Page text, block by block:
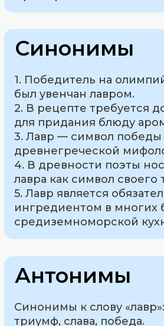
Синонимы
1. Победитель на
был увенчан лавром.
2. В рецепте требуется
для придания блюду
3. Лавр — символ победы
древнегреческой
4. В древности поэты
лавра как символ своего
5. Лавр является
ингредиентом в многих
средиземноморской
Антонимы
Синонимы к слову
триумф, слава, победа.